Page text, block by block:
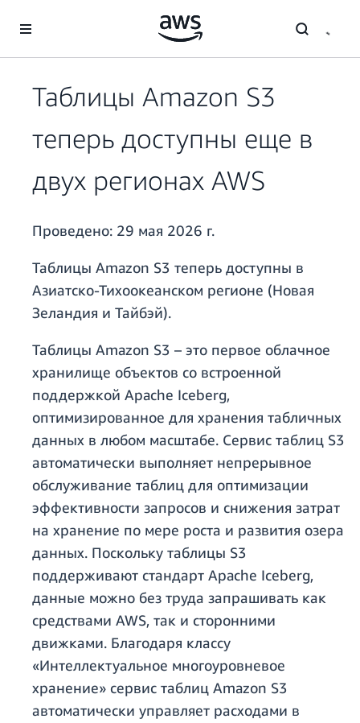
Перейти к главному контенту
Таблицы Amazon S3
теперь доступны еще в
двух регионах AWS
Проведено: 29 мая 2026 г.
Таблицы Amazon S3 теперь доступны в
Азиатско-Тихоокеанском регионе (Новая
Зеландия и Тайбэй).
Таблицы Amazon S3 – это первое облачное
хранилище объектов со встроенной
поддержкой Apache Iceberg,
оптимизированное для хранения табличных
данных в любом масштабе. Сервис таблиц S3
автоматически выполняет непрерывное
обслуживание таблиц для оптимизации
эффективности запросов и снижения затрат
на хранение по мере роста и развития озера
данных. Поскольку таблицы S3
поддерживают стандарт Apache Iceberg,
данные можно без труда запрашивать как
средствами AWS, так и сторонними
движками. Благодаря классу
«Интеллектуальное многоуровневое
хранение» сервис таблиц Amazon S3
автоматически управляет расходами в